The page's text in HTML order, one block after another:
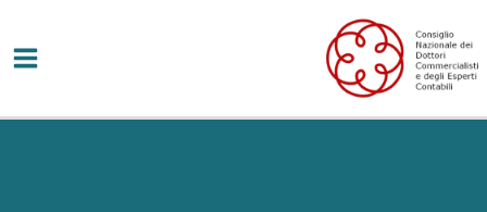
contenuto